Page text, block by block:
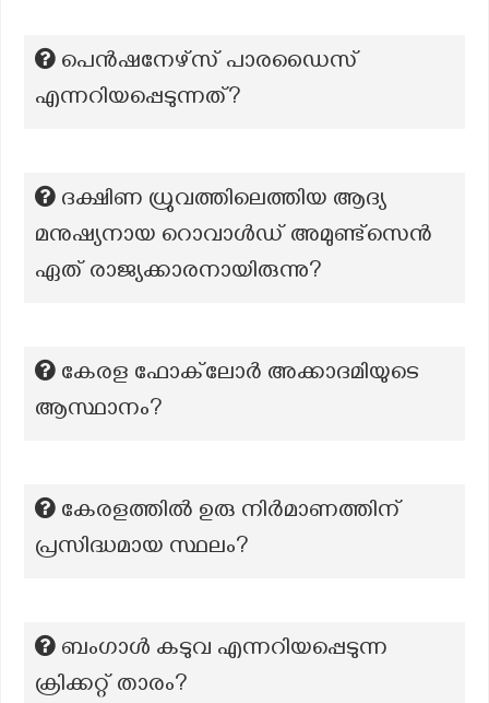
പെൻഷനേഴ്‌സ് പാരഡൈസ്
എന്നറിയപ്പെടുന്നത്?
ദക്ഷിണ ധ്രുവത്തിലെത്തിയ ആദ്യ
മനുഷ്യനായ റൊവാൾഡ് അമുണ്ട്സെൻ
ഏത് രാജ്യക്കാരനായിരുന്നു?
കേരള ഫോക്‌ലോർ അക്കാദമിയുടെ
ആസ്ഥാനം?
കേരളത്തിൽ ഉരു നിർമാണത്തിന്
പ്രസിദ്ധമായ സ്ഥലം?
ബംഗാൾ കടുവ എന്നറിയപ്പെടുന്ന
ക്രിക്കറ്റ് താരം?